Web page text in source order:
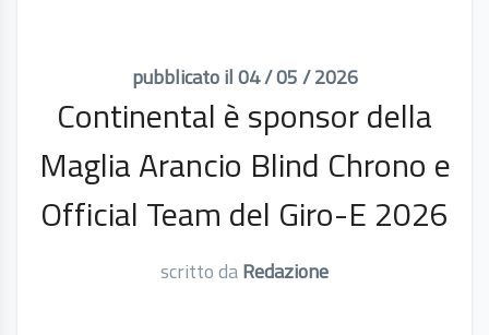
pubblicato il 04 / 05 / 2026
Continental è sponsor della
Maglia Arancio Blind Chrono e
Official Team del Giro-E 2026
scritto daRedazione